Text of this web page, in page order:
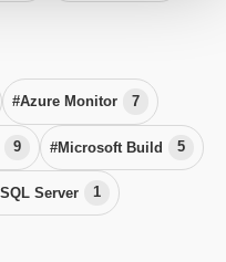
#Azure Monitor 7
9 #Microsoft Build 5
Server 1